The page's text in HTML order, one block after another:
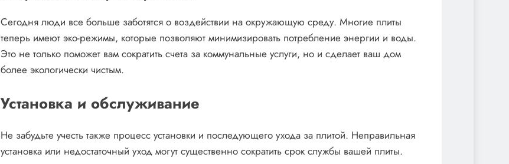
Сегодня люди все больше заботятся о воздействии на окружающую среду. Многие плиты
теперь имеют эко-режимы, которые позволяют минимизировать потребление энергии и воды.
Это не только поможет вам сократить счета за коммунальные услуги, но и сделает ваш дом
более экологически чистым.
Установка и обслуживание
Не забудьте учесть также процесс установки и последующего ухода за плитой. Неправильная
установка или недостаточный уход могут существенно сократить срок службы вашей плиты.